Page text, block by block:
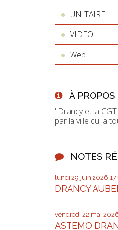
UNITAIRE
VIDEO
Web
À PROPOS
"Drancy et la
par la ville qui a
NOTES
lundi 29 juin 2026
DRANCY
vendredi 22 mai 2026
ASTEMO